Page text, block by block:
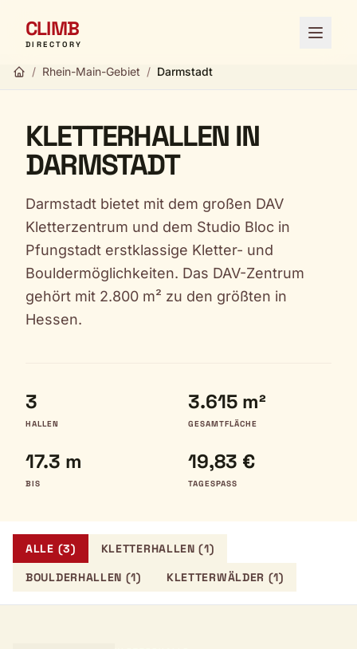
CLIMB
DIRECTORY Menü
/ Rhein-Main-Gebiet / Darmstadt
KLETTERHALLEN IN
DARMSTADT
Darmstadt bietet mit dem großen DAV
Kletterzentrum und dem Studio Bloc in
Pfungstadt erstklassige Kletter- und
Bouldermöglichkeiten. Das DAV-Zentrum
gehört mit 2.800 m² zu den größten in
Hessen.
3
HALLEN
3.615 m²
GESAMTFLÄCHE
17.3 m
BIS
19,83 €
TAGESPASS
ALLE (3)
KLETTERHALLEN (1)
BOULDERHALLEN (1)
KLETTERWÄLDER (1)